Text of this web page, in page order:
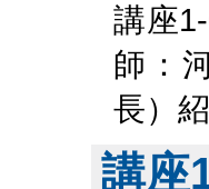
講座
師：
長）
講座